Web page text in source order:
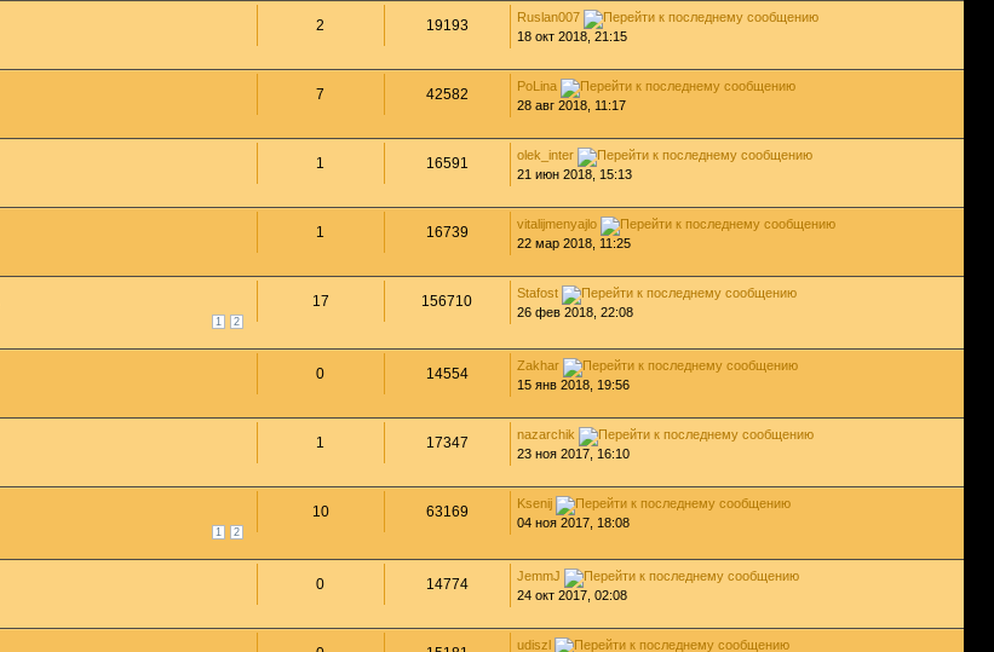
2 19193
Ruslan007
18 окт 2018, 21:15
7 42582
PoLina
28 авг 2018, 11:17
1 16591
olek_inter
21 июн 2018, 15:13
1 16739
vitalijmenyajlo
22 мар 2018, 11:25
1 2
17 156710
Stafost
26 фев 2018, 22:08
0 14554
Zakhar
15 янв 2018, 19:56
1 17347
nazarchik
23 ноя 2017, 16:10
1 2
10 63169
Ksenij
04 ноя 2017, 18:08
0 14774
JemmJ
24 окт 2017, 02:08
udiszl